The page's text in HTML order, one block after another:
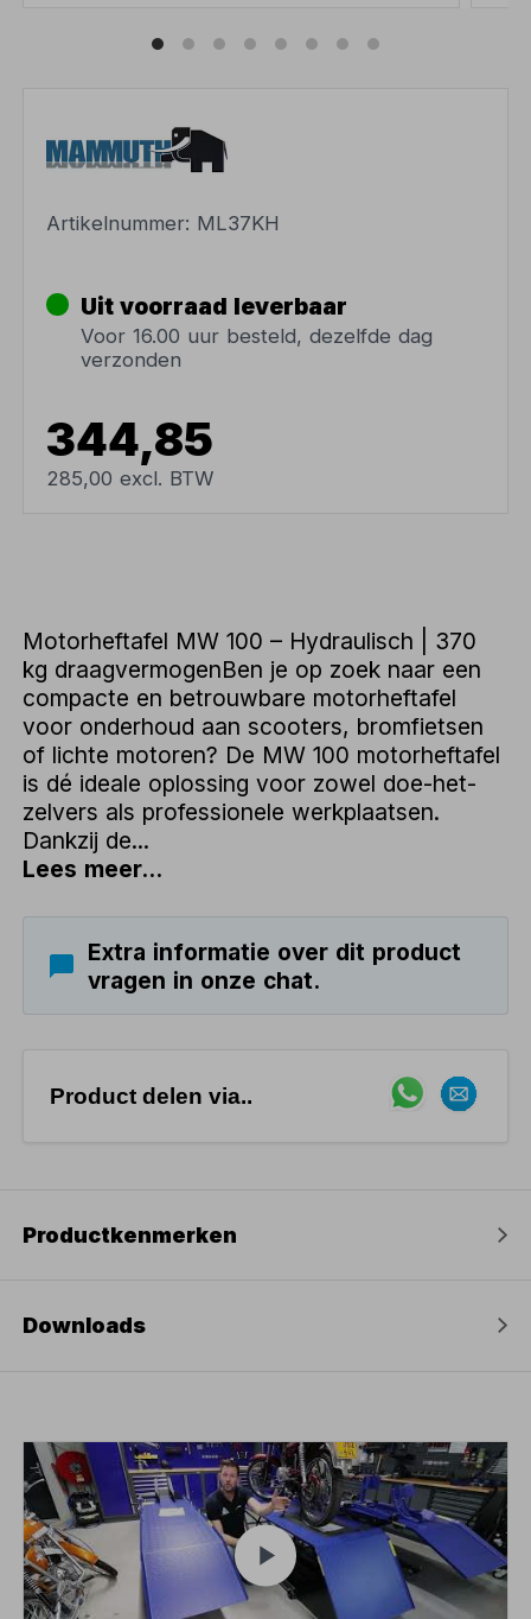
Artikelnummer: ML37KH
Uit voorraad leverbaar
Voor 16.00 uur besteld, dezelfde dag
verzonden
344,85
285,00 excl. BTW
Motorheftafel MW 100 – Hydraulisch | 370
kg draagvermogenBen je op zoek naar een
compacte en betrouwbare motorheftafel
voor onderhoud aan scooters, bromfietsen
of lichte motoren? De MW 100 motorheftafel
is dé ideale oplossing voor zowel doe-het-
zelvers als professionele werkplaatsen.
Dankzij de...
Lees meer...
Extra informatie over dit product
vragen in onze chat.
Product delen via..
Productkenmerken
Downloads